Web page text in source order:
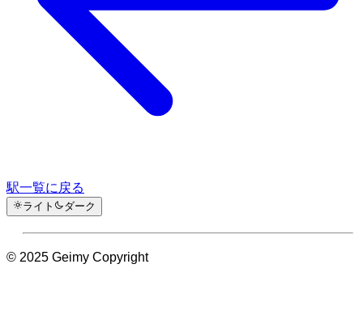
駅一覧に戻る
ライト ダーク
© 2025 Geimy Copyright